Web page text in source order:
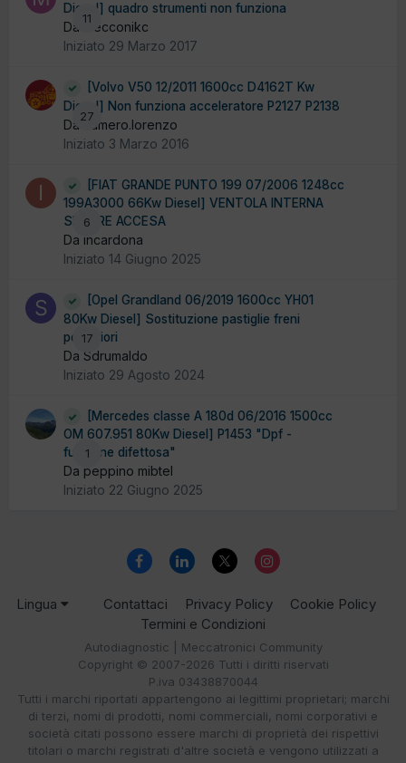
11
Diesel] quadro strumenti non funziona
Da mecconikc
Iniziato 29 Marzo 2017
27
[Volvo V50 12/2011 1600cc D4162T Kw
Diesel] Non funziona acceleratore P2127 P2138
Da cumero.lorenzo
Iniziato 3 Marzo 2016
6
[FIAT GRANDE PUNTO 199 07/2006 1248cc
199A3000 66Kw Diesel] VENTOLA INTERNA
SEMPRE ACCESA
Da incardona
Iniziato 14 Giugno 2025
17
[Opel Grandland 06/2019 1600cc YH01
80Kw Diesel] Sostituzione pastiglie freni
posteriori
Da Sdrumaldo
Iniziato 29 Agosto 2024
1
[Mercedes classe A 180d 06/2016 1500cc
OM 607.951 80Kw Diesel] P1453 "Dpf -
funzione difettosa"
Da peppino mibtel
Iniziato 22 Giugno 2025
Lingua Contattaci Privacy Policy
Cookie Policy
Termini e Condizioni
Autodiagnostic | Meccatronici Community
Copyright © 2007-2026 Tutti i diritti riservati
P.iva 03438870044
Tutti i marchi riportati appartengono ai legittimi proprietari; marchi
di terzi, nomi di prodotti, nomi commerciali, nomi corporativi e
società citati possono essere marchi di proprietà dei rispettivi
titolari o marchi registrati d'altre società e vengono utilizzati a